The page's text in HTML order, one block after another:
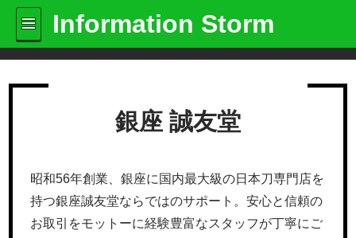
Information Storm
銀座 誠友堂
昭和56年創業、銀座に国内最大級の日本刀専門店を
持つ銀座誠友堂ならではのサポート。安心と信頼の
お取引をモットーに経験豊富なスタッフが丁寧にご